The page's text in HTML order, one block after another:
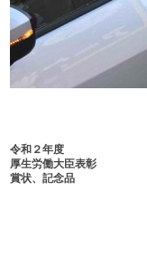
令和２年度
厚生労働大臣表彰
賞状、記念品